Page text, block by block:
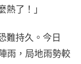
熱了！」
難持久。今日
雨，局地雨勢較